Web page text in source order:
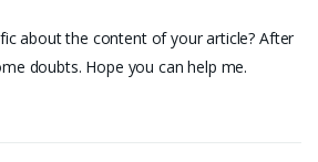
about the content of your article? After
doubts. Hope you can help me.